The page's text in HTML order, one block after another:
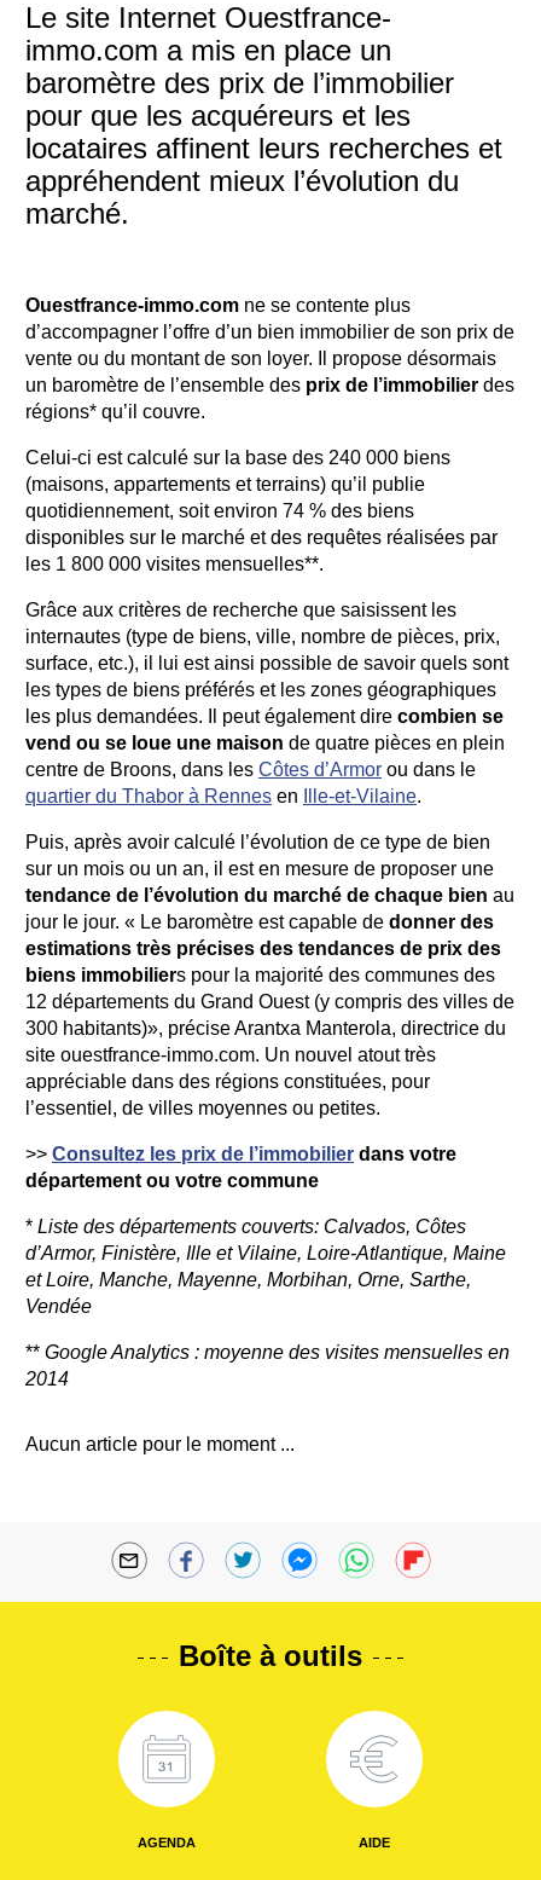
Le site Internet Ouestfrance-
immo.com a mis en place un
baromètre des prix de l’immobilier
pour que les acquéreurs et les
locataires affinent leurs recherches et
appréhendent mieux l’évolution du
marché.
Ouestfrance-immo.com ne se contente plus
d’accompagner l’offre d’un bien immobilier de son prix de
vente ou du montant de son loyer. Il propose désormais
un baromètre de l’ensemble des prix de l’immobilier des
régions* qu’il couvre.
Celui-ci est calculé sur la base des 240 000 biens
(maisons, appartements et terrains) qu’il publie
quotidiennement, soit environ 74 % des biens
disponibles sur le marché et des requêtes réalisées par
les 1 800 000 visites mensuelles**.
Grâce aux critères de recherche que saisissent les
internautes (type de biens, ville, nombre de pièces, prix,
surface, etc.), il lui est ainsi possible de savoir quels sont
les types de biens préférés et les zones géographiques
les plus demandées. Il peut également dire combien se
vend ou se loue une maison de quatre pièces en plein
centre de Broons, dans les Côtes d’Armor ou dans le
quartier du Thabor à Rennes en Ille-et-Vilaine.
Puis, après avoir calculé l’évolution de ce type de bien
sur un mois ou un an, il est en mesure de proposer une
tendance de l’évolution du marché de chaque bien au
jour le jour. « Le baromètre est capable de donner des
estimations très précises des tendances de prix des
biens immobiliers pour la majorité des communes des
12 départements du Grand Ouest (y compris des villes de
300 habitants)», précise Arantxa Manterola, directrice du
site ouestfrance-immo.com. Un nouvel atout très
appréciable dans des régions constituées, pour
l’essentiel, de villes moyennes ou petites.
>> Consultez les prix de l’immobilier dans votre
département ou votre commune
* Liste des départements couverts: Calvados, Côtes
d’Armor, Finistère, Ille et Vilaine, Loire-Atlantique, Maine
et Loire, Manche, Mayenne, Morbihan, Orne, Sarthe,
Vendée
** Google Analytics : moyenne des visites mensuelles en
2014
Aucun article pour le moment ...
Boîte à outils
AGENDA AIDE